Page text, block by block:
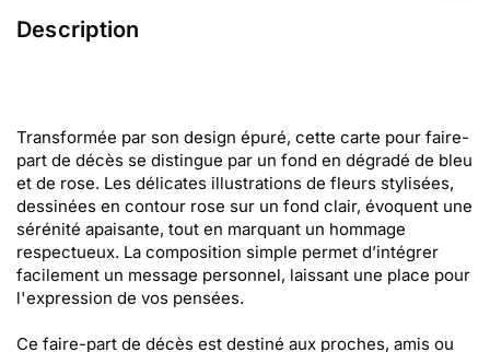
Description
Transformée par son design épuré, cette carte pour faire-
part de décès se distingue par un fond en dégradé de bleu
et de rose. Les délicates illustrations de fleurs stylisées,
dessinées en contour rose sur un fond clair, évoquent une
sérénité apaisante, tout en marquant un hommage
respectueux. La composition simple permet d’intégrer
facilement un message personnel, laissant une place pour
l'expression de vos pensées.
Ce faire-part de décès est destiné aux proches, amis ou